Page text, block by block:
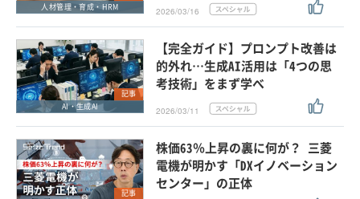
人材管理・育成・HRM
2026/03/16
記事
AI・生成AI
【完全ガイド】プロンプト改善は
的外れ…生成AI活用は「4つの思
考技術」をまず学べ
2026/03/11
記事
株価63％上昇の裏に何が？ 三菱
電機が明かす「DXイノベーション
センター」の正体